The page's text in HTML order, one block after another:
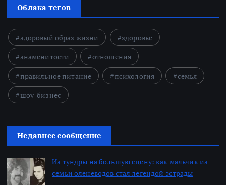
Облака тегов
здоровый образ жизни
здоровье
знаменитости
отношения
правильное питание
психология
семья
шоу-бизнес
Недавнее сообщение
Из тундры на большую сцену: как мальчик из
семьи оленеводов стал легендой эстрады